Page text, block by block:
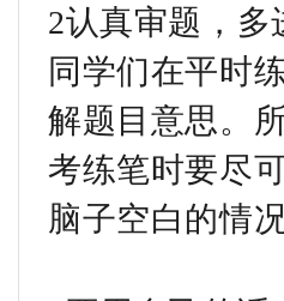
2认真审题，多
同学们在平时
解题目意思。
考练笔时要尽
脑子空白的情况